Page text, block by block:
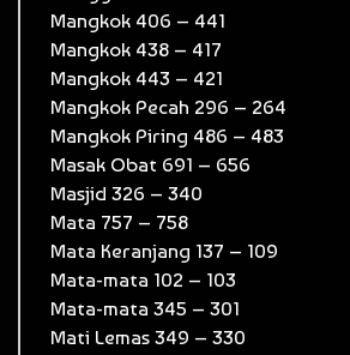
Mangkok 406 – 441
Mangkok 438 – 417
Mangkok 443 – 421
Mangkok Pecah 296 – 264
Mangkok Piring 486 – 483
Masak Obat 691 – 656
Masjid 326 – 340
Mata 757 – 758
Mata Keranjang 137 – 109
Mata-mata 102 – 103
Mata-mata 345 – 301
Mati Lemas 349 – 330